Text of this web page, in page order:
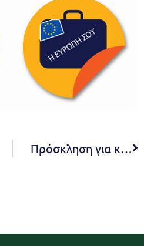
Πρόσκληση για καθορισμό τρόπου χρήσης των χώρων εν΄όψει Ευρωεκλογών